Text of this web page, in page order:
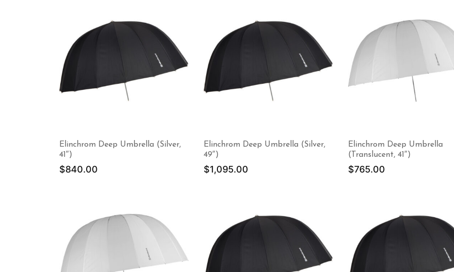
Elinchrom Deep Umbrella (Silver,
41″)
$840.00
Elinchrom Deep Umbrella (Silver,
49″)
$1,095.00
Elinchrom Deep Umbrella
(Translucent, 41″)
$765.00